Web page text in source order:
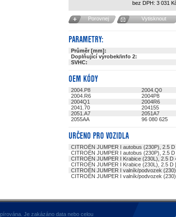
bez DPH: 3 031
Porovnej Vytisknout
PARAMETRY:
Průměr [mm]:
Doplňující výrobek/info 2:
SVHC:
OEM KÓDY
2004.P8 2004.Q0
2004.R6
2004P8
2004Q1
2004R6
2041.70
204155
2051.A7
2051A7
2055AA
96 080 625
URČENO PRO VOZIDLA
CITROËN JUMPER I autobus (230P), 2.5
CITROËN JUMPER I autobus (230P), 2.5
CITROËN JUMPER I Krabice (230L), 2.5 D
CITROËN JUMPER I Krabice (230L), 2.5 D
CITROËN JUMPER I valník/podvozek
CITROËN JUMPER I valník/podvozek
Je zakázáno data nebo celou